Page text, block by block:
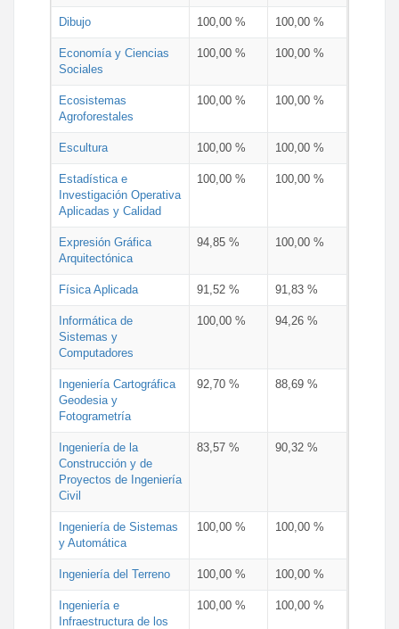
Dibujo 100,00 % 100,00 %
Economía y Ciencias
Sociales
100,00 % 100,00 %
Ecosistemas
Agroforestales
100,00 % 100,00 %
Escultura 100,00 % 100,00 %
Estadística e
Investigación Operativa
Aplicadas y Calidad
100,00 % 100,00 %
Expresión Gráfica
Arquitectónica
94,85 % 100,00 %
Física Aplicada 91,52 % 91,83 %
Informática de
Sistemas y
Computadores
100,00 % 94,26 %
Ingeniería Cartográfica
Geodesia y
Fotogrametría
92,70 % 88,69 %
Ingeniería de la
Construcción y de
Proyectos de Ingeniería
Civil
83,57 % 90,32 %
Ingeniería de Sistemas
y Automática
100,00 % 100,00 %
Ingeniería del Terreno 100,00 % 100,00 %
Ingeniería e
Infraestructura de los
100,00 % 100,00 %